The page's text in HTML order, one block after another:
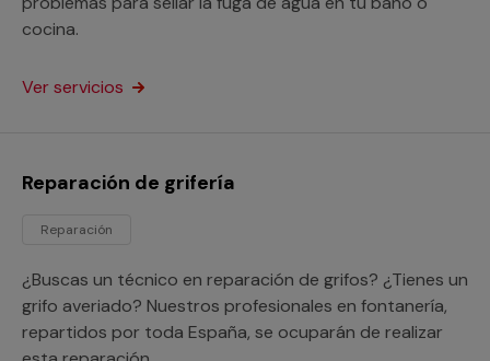
cocina.
Ver servicios
Reparación de grifería
Reparación
¿Buscas un técnico en reparación de grifos? ¿Tienes un
grifo averiado? Nuestros profesionales en fontanería,
repartidos por toda España, se ocuparán de realizar